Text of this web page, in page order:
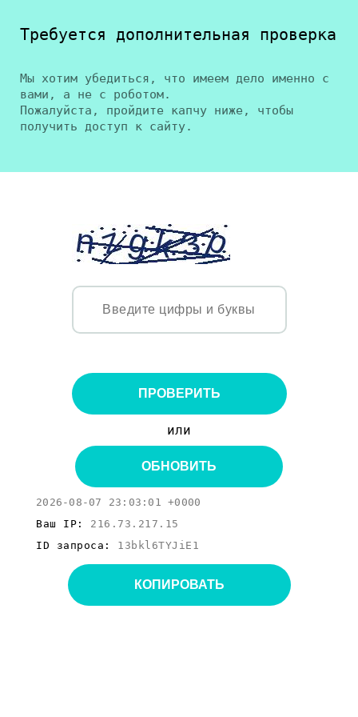
Требуется дополнительная проверка
Мы хотим убедиться, что имеем дело именно с
вами, а не с роботом.
Пожалуйста, пройдите капчу ниже, чтобы
получить доступ к сайту.
ПРОВЕРИТЬ
или
ОБНОВИТЬ
2026-08-07 23:03:01 +0000
Ваш IP: 216.73.217.15
ID запроса: 13bkl6TYJiE1
КОПИРОВАТЬ